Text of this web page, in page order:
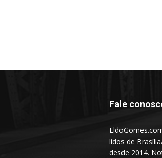
Fale
lidos de
desde 2014.